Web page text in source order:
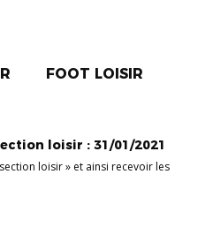
FOOT LOISIR
loisir : 31/01/2021
loisir » et ainsi recevoir les